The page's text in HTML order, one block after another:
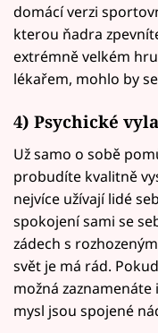
domácí verzi
kterou ňadra
extrémně velkém
lékařem, mohlo by
4) Psychické
Už samo o sobě
probudíte kvalitně
nejvíce užívají lidé
spokojení sami se
zádech s
svět je má rád.
možná
mysl jsou spojené